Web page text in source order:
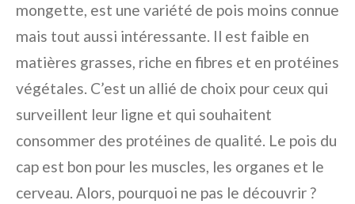
mongette, est une variété de pois moins connue
mais tout aussi intéressante. Il est faible en
matières grasses, riche en fibres et en protéines
végétales. C’est un allié de choix pour ceux qui
surveillent leur ligne et qui souhaitent
consommer des protéines de qualité. Le pois du
cap est bon pour les muscles, les organes et le
cerveau. Alors, pourquoi ne pas le découvrir ?